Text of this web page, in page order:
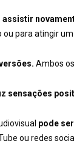
para atingir
Ambos
sensações
pode
ou redes